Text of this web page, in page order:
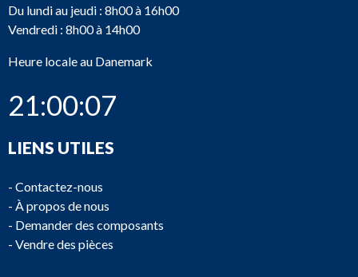
Du lundi au jeudi : 8h00 à 16h00
Vendredi : 8h00 à 14h00
Heure locale au Danemark
21:00:07
LIENS UTILES
- Contactez-nous
- À propos de nous
- Demander des composants
- Vendre des pièces